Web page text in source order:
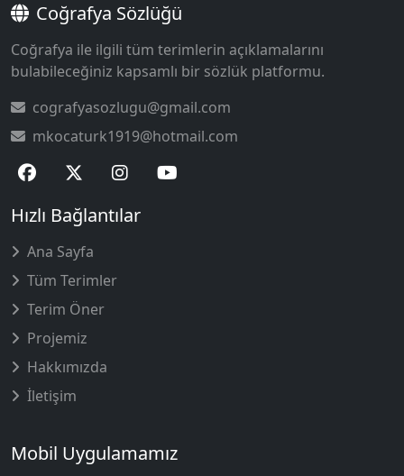
Coğrafya Sözlüğü
Coğrafya ile ilgili tüm terimlerin açıklamalarını
bulabileceğiniz kapsamlı bir sözlük platformu.
cografyasozlugu@gmail.com
mkocaturk1919@hotmail.com
Hızlı Bağlantılar
Ana Sayfa
Tüm Terimler
Terim Öner
Projemiz
Hakkımızda
İletişim
Mobil Uygulamamız